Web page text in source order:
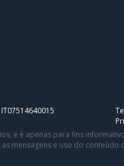
e é apenas para fins
mensagens e uso do